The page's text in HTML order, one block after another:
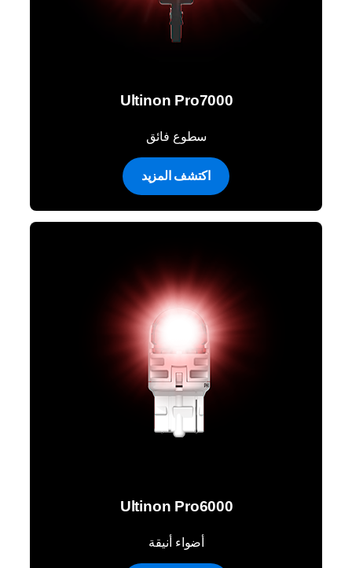
Ultinon Pro7000
سطوع فائق
اكتشف المزيد
Ultinon Pro6000
أضواء أنيقة